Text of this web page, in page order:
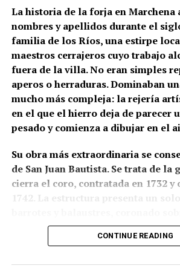
presentarse como definitiva
comprobación arqueológica del
La formulación histórica más
tanto, que Hernán Ruiz II
Juan en 1567 y pudo intervenir en el
transformación, mientras que
aparece relacionado con la
del chapitel y del campanario
décadas del siglo XVI.
La torre que hoy vemos no
momento ni a un solo autor. Es
construida por capas: una base de
siluetas más reconocibles del
monumental de Marchena.
La historia de la forja en Marchena
nombres y apellidos durante el
familia de los Ríos, una estirpe
maestros cerrajeros cuyo trabajo
fuera de la villa. No eran simples
aperos o herraduras. Dominaban
mucho más compleja: la rejería
en el que el hierro deja de parecer
pesado y comienza a dibujar en el
Su obra más extraordinaria se
de San Juan Bautista. Se trata de la
cierra el coro, contratada en 1732 y
1742. La estructura presenta un
central por un gran remate
aparece una corona realCONTINUE READING